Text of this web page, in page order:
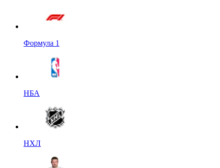
Формула 1
НБА
НХЛ